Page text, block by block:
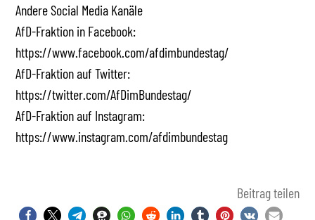
Andere Social Media Kanäle
AfD-Fraktion in Facebook:
https://www.facebook.com/afdimbundestag/
AfD-Fraktion auf Twitter:
https://twitter.com/AfDimBundestag/
AfD-Fraktion auf Instagram:
https://www.instagram.com/afdimbundestag
Beitrag teilen